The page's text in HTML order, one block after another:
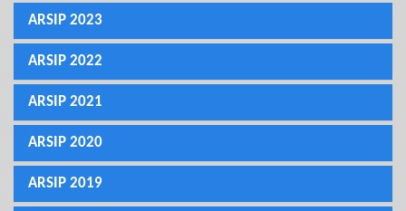
ARSIP 2023
ARSIP 2022
ARSIP 2021
ARSIP 2020
ARSIP 2019